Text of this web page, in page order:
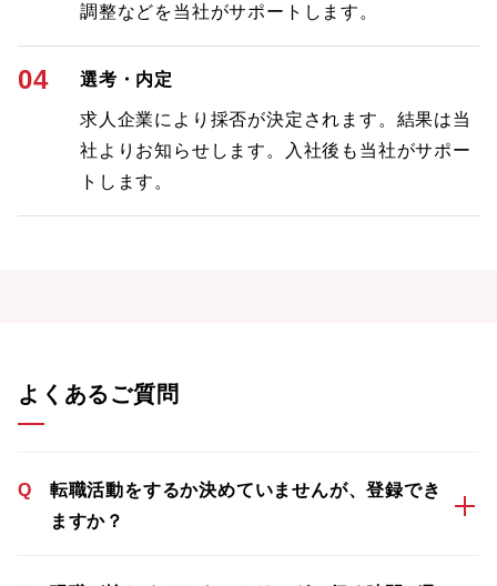
調整などを当社がサポートします。
04 選考・内定
求人企業により採否が決定されます。結果は当
社よりお知らせします。入社後も当社がサポー
トします。
よくあるご質問
Q
転職活動をするか決めていませんが、登録でき
ますか？